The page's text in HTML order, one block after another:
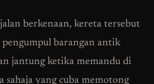
berkenaan, kereta tersebut
barangan antik
jantung ketika memandu di
sahaja yang cuba memotong